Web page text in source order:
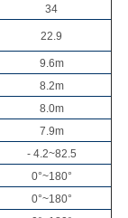
34
22.9
9.6m
8.2m
8.0m
7.9m
- 4.2~82.5
0°~180°
0°~180°